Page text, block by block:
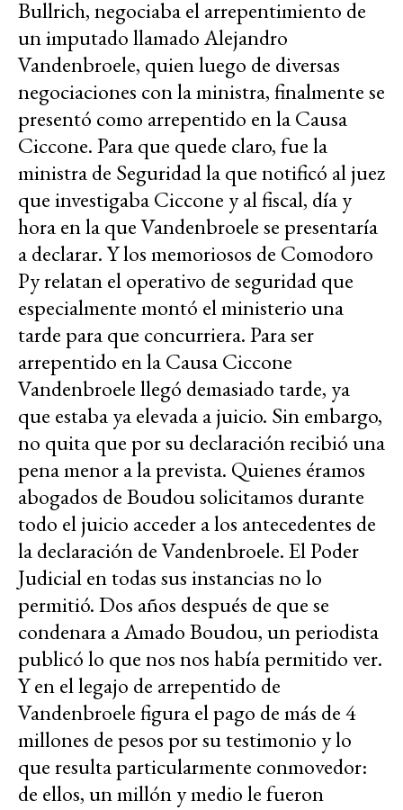
Bullrich, negociaba el arrepentimiento de
un imputado llamado Alejandro
Vandenbroele, quien luego de diversas
negociaciones con la ministra, finalmente se
presentó como arrepentido en la Causa
Ciccone. Para que quede claro, fue la
ministra de Seguridad la que notificó al juez
que investigaba Ciccone y al fiscal, día y
hora en la que Vandenbroele se presentaría
a declarar. Y los memoriosos de Comodoro
Py relatan el operativo de seguridad que
especialmente montó el ministerio una
tarde para que concurriera. Para ser
arrepentido en la Causa Ciccone
Vandenbroele llegó demasiado tarde, ya
que estaba ya elevada a juicio. Sin embargo,
no quita que por su declaración recibió una
pena menor a la prevista. Quienes éramos
abogados de Boudou solicitamos durante
todo el juicio acceder a los antecedentes de
la declaración de Vandenbroele. El Poder
Judicial en todas sus instancias no lo
permitió. Dos años después de que se
condenara a Amado Boudou, un periodista
publicó lo que nos nos había permitido ver.
Y en el legajo de arrepentido de
Vandenbroele figura el pago de más de 4
millones de pesos por su testimonio y lo
que resulta particularmente conmovedor:
de ellos, un millón y medio le fueron